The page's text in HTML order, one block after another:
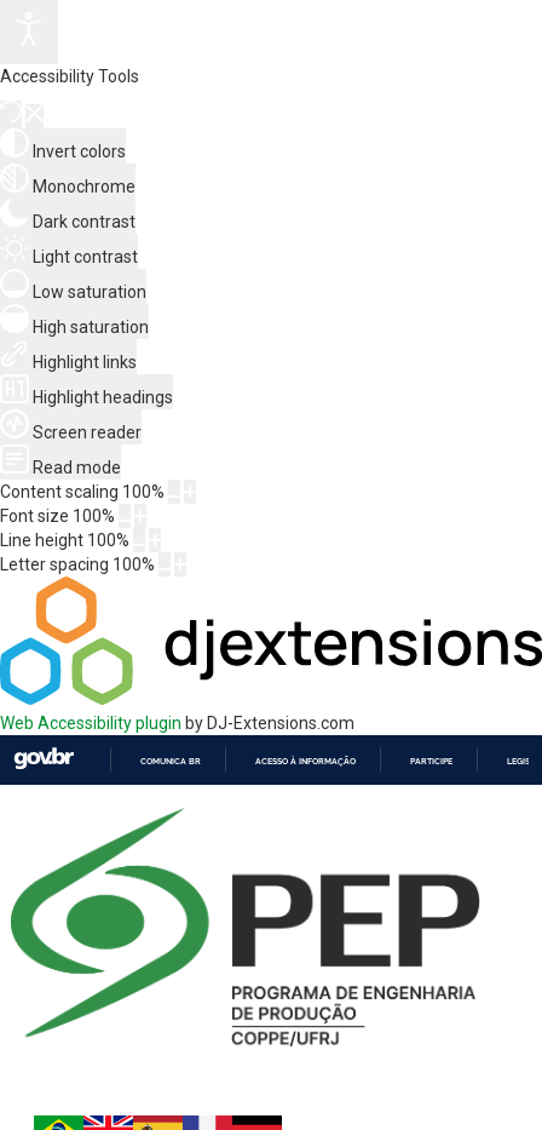
Accessibility Tools
Invert colors
Monochrome
Dark contrast
Light contrast
Low saturation
High saturation
Highlight links
Highlight headings
Screen reader
Read mode
Content scaling 100%
Font size 100%
Line height 100%
Letter spacing 100%
Web Accessibility plugin by DJ-Extensions.com
COMUNICA BR ACESSO À INFORMAÇÃO PARTICIPE